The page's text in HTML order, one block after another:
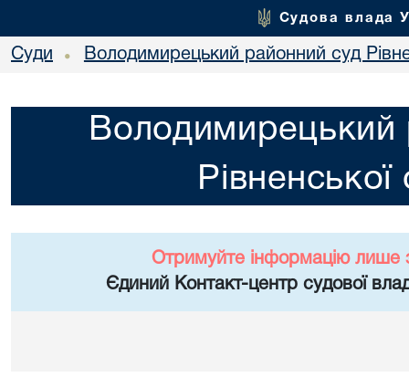
Судова влада
Суди • Володимирецький районний суд
Володимирецький
Рівненської
Отримуйте інформацію лише
Єдиний Контакт-центр судової